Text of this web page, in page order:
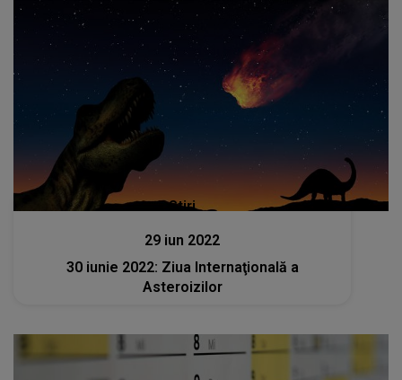
Stiri
29 iun 2022
30 iunie 2022: Ziua Internaţională a
Asteroizilor